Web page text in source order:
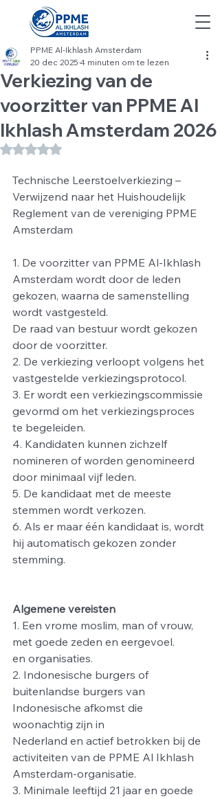
Verkiezing van de
voorzitter van PPME Al
Ikhlash Amsterdam 2026
PPME Al-Ikhlash Amsterdam
20 dec 2025 4 minuten om te lezen
Beoordeeld met NaN uit 5 sterren.
Technische Leerstoelverkiezing –
Verwijzend naar het Huishoudelijk
Reglement van de vereniging PPME
Amsterdam
1. De voorzitter van PPME Al-Ikhlash
Amsterdam wordt door de leden
gekozen, waarna de samenstelling
wordt vastgesteld.
De raad van bestuur wordt gekozen
door de voorzitter.
2. De verkiezing verloopt volgens het
vastgestelde verkiezingsprotocol.
3. Er wordt een verkiezingscommissie
gevormd om het verkiezingsproces
te begeleiden.
4. Kandidaten kunnen zichzelf
nomineren of worden genomineerd
door minimaal vijf leden.
5. De kandidaat met de meeste
stemmen wordt verkozen.
6. Als er maar één kandidaat is, wordt
hij automatisch gekozen zonder
stemming.
Algemene vereisten
1. Een vrome moslim, man of vrouw,
met goede zeden en eergevoel.
en organisaties.
2. Indonesische burgers of
buitenlandse burgers van
Indonesische afkomst die
woonachtig zijn in
Nederland en actief betrokken bij de
activiteiten van de PPME Al Ikhlash
Amsterdam-organisatie.
3. Minimale leeftijd 21 jaar en goede